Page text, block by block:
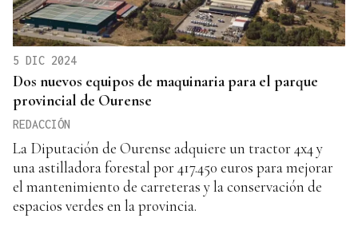
5 DIC 2024
Dos nuevos equipos de maquinaria para el parque
provincial de Ourense
REDACCIÓN
La Diputación de Ourense adquiere un tractor 4x4 y
una astilladora forestal por 417.450 euros para mejorar
el mantenimiento de carreteras y la conservación de
espacios verdes en la provincia.